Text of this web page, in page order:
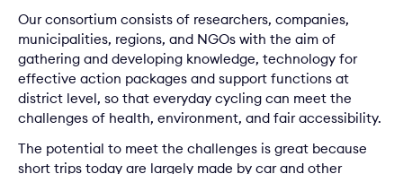
Our consortium consists of researchers, companies,
municipalities, regions, and NGOs with the aim of
gathering and developing knowledge, technology for
effective action packages and support functions at
district level, so that everyday cycling can meet the
challenges of health, environment, and fair accessibility.
The potential to meet the challenges is great because
short trips today are largely made by car and other